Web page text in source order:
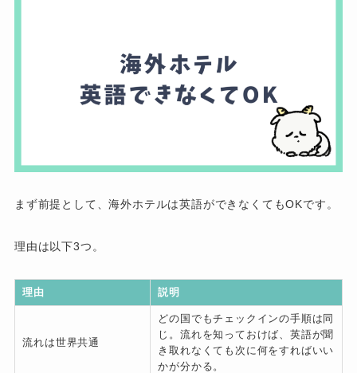
まず前提として、海外ホテルは英語ができなくてもOKです。
理由は以下3つ。
理由 説明
流れは世界共通
どの国でもチェックインの手順は同
じ。流れを知っておけば、英語が聞
き取れなくても次に何をすればいい
かが分かる。